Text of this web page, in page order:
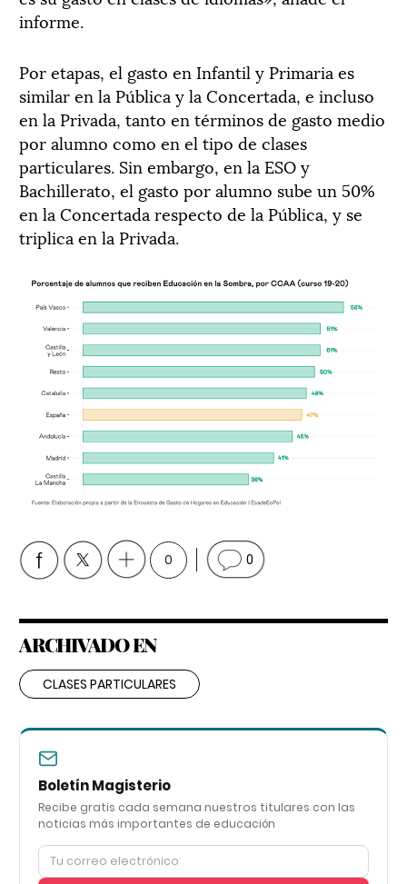
informe.
Por etapas, el gasto en Infantil y Primaria es
similar en la Pública y la Concertada, e incluso
en la Privada, tanto en términos de gasto medio
por alumno como en el tipo de clases
particulares. Sin embargo, en la ESO y
Bachillerato, el gasto por alumno sube un 50%
en la Concertada respecto de la Pública, y se
triplica en la Privada.
0 0
ARCHIVADO EN
CLASES PARTICULARES
Boletín Magisterio
Recibe gratis cada semana nuestros titulares con las
noticias más importantes de educación